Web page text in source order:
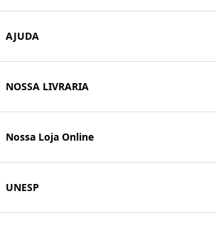
AJUDA
NOSSA LIVRARIA
Nossa Loja Online
UNESP